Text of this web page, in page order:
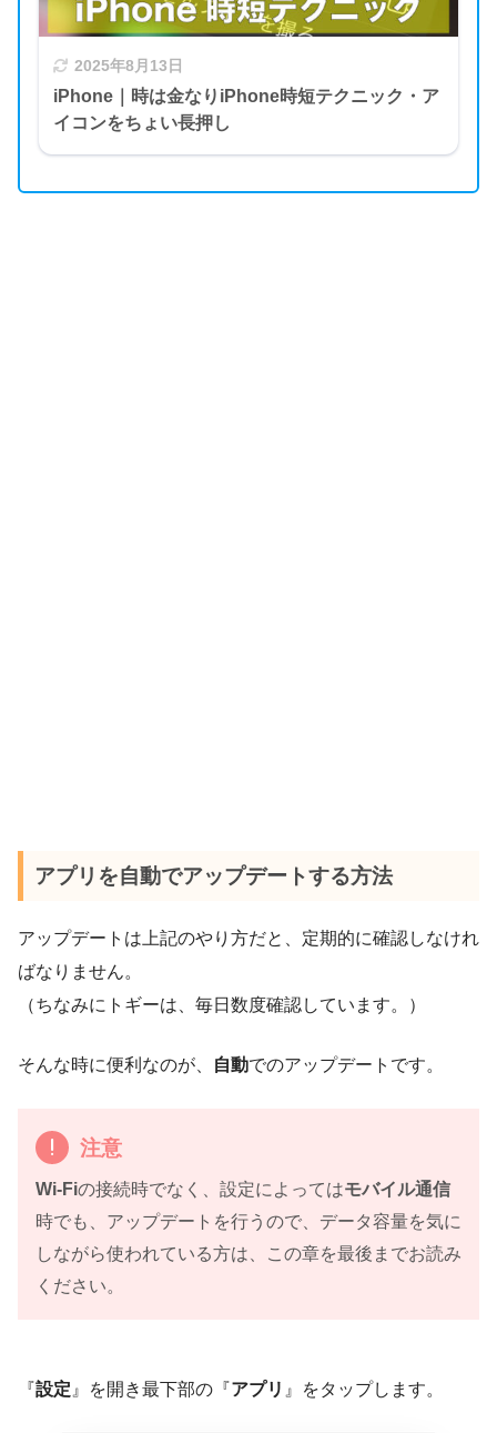
2025年8月13日
iPhone｜時は金なりiPhone時短テクニック・ア
イコンをちょい長押し
アプリを自動でアップデートする方法
アップデートは上記のやり方だと、定期的に確認しなけれ
ばなりません。
（ちなみにトギーは、毎日数度確認しています。）
そんな時に便利なのが、 自動でのアップデートです。
注意
Wi-Fiの接続時でなく、設定によってはモバイル通信
時でも、アップデートを行うので、データ容量を気に
しながら使われている方は、この章を最後までお読み
ください。
『設定 』を開き最下部の『アプリ 』をタップします。